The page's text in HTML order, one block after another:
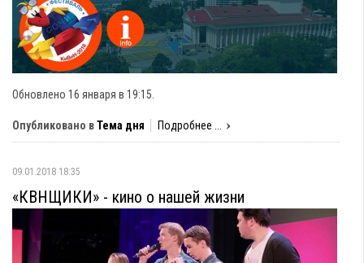
Обновлено 16 января в 19:15.
Опубликовано вТема дня Подробнее ...
09.01.2018 18:35
«КВНЩИКИ» - кино о нашей жизни